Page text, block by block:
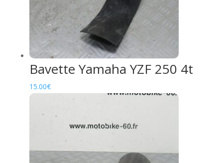
Bavette Yamaha YZF 250 4t
15.00€